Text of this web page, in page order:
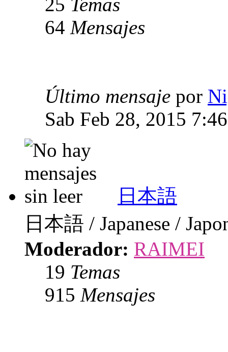
64 Mensajes
Último mensaje por
Sab Feb 28, 2015
日本語
日本語 / Japanese /
Moderador: RAIMEI
19 Temas
915 Mensajes